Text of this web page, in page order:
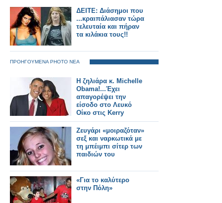
ΔΕΙΤΕ: Διάσημοι που
...κραιπάλιασαν τώρα
τελευταία και πήραν
τα κιλάκια τους!!
ΠΡΟΗΓΟΥΜΕΝΑ PHOTO ΝΕΑ
Η ζηλιάρα κ. Michelle
Obama!...Έχει
απαγορέψει την
είσοδο στο Λευκό
Οίκο στις Kerry
Washington και
Scarlett Johansson
Ζευγάρι «μοιραζόταν»
σεξ και ναρκωτικά με
τη μπέιμπι σίτερ των
παιδιών του
«Για το καλύτερο
στην Πόλη»